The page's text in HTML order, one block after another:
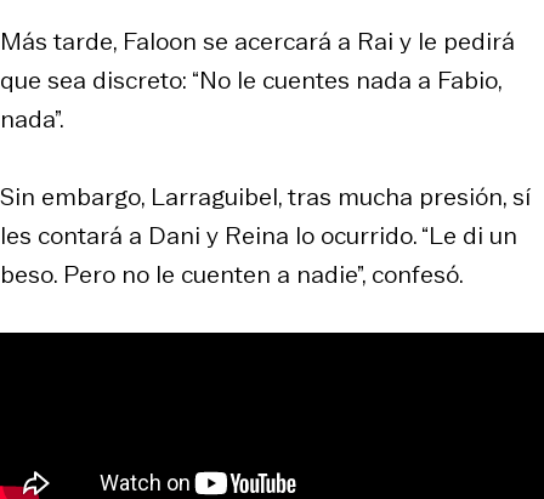
Más tarde, Faloon se acercará a Rai y le pedirá
que sea discreto: “No le cuentes nada a Fabio,
nada”.
Sin embargo, Larraguibel, tras mucha presión, sí
les contará a Dani y Reina lo ocurrido. “Le di un
beso. Pero no le cuenten a nadie”, confesó.